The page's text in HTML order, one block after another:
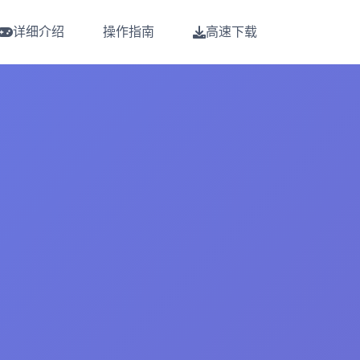
详细介绍 操作指南 高速下载